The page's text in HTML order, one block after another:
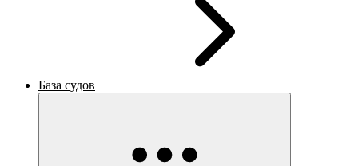
База судов